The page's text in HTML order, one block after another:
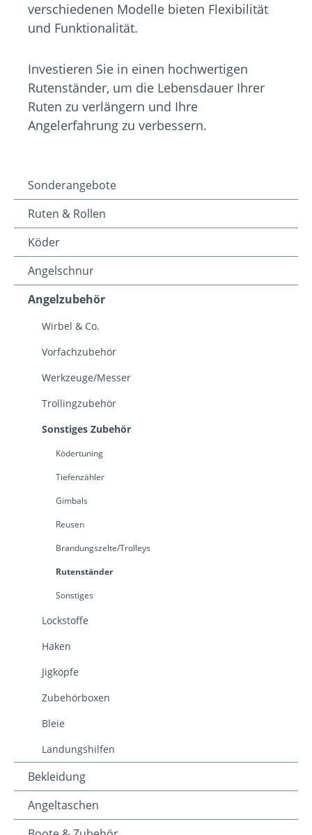
verschiedenen Modelle bieten Flexibilität
und Funktionalität.
Investieren Sie in einen hochwertigen
Rutenständer, um die Lebensdauer Ihrer
Ruten zu verlängern und Ihre
Angelerfahrung zu verbessern.
Sonderangebote
Ruten & Rollen
Köder
Angelschnur
Angelzubehör
Wirbel & Co.
Vorfachzubehör
Werkzeuge/Messer
Trollingzubehör
Sonstiges Zubehör
Ködertuning
Tiefenzähler
Gimbals
Reusen
Brandungszelte/Trolleys
Rutenständer
Sonstiges
Lockstoffe
Haken
Jigköpfe
Zubehörboxen
Bleie
Landungshilfen
Bekleidung
Angeltaschen